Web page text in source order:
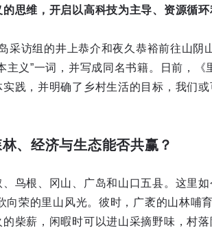
思维，开启以高科技为主导、资源循
采访组的井上恭介和夜久恭裕前往山阴
主义”一词，并写成同名书籍。日前，
践，并明确了乡村生活的目标，我们
、经济与生态能否共赢？
鸟根、冈山、广岛和山口五县。这里
向荣的里山风光。彼时，广袤的山林哺
柴薪，闲暇时可以进山采摘野味，村